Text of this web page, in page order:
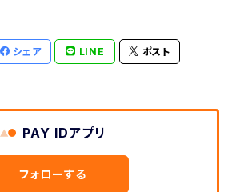
シェア LINE ポスト
PAY IDアプリ
フォローする